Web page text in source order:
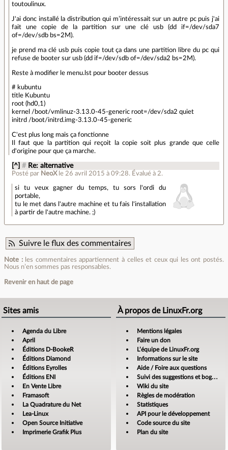
toutoulinux.
J'ai donc installé la distribution qui m’intéressait sur un autre pc puis j'ai
fait une copie de la partition sur une clé usb (dd if=/dev/sda7
of=/dev/sdb bs=2M).
je prend ma clé usb puis copie tout ça dans une partition libre du pc qui
refuse de booter sur usb (dd if=/dev/sdb of=/dev/sda2 bs=2M).
Reste à modifier le menu.lst pour booter dessus
# kubuntu
title Kubuntu
root (hd0,1)
kernel /boot/vmlinuz-3.13.0-45-generic root=/dev/sda2 quiet
initrd /boot/initrd.img-3.13.0-45-generic
C'est plus long mais ça fonctionne
Il faut que la partition qui reçoit la copie soit plus grande que celle
d'origine pour que ça marche.
[^] # Re: alternative
Posté par NeoX le 26 avril 2015 à 09:28. Évalué à 2.
si tu veux gagner du temps, tu sors l'ordi du
portable,
tu le met dans l'autre machine et tu fais l'installation
à partir de l'autre machine. ;)
Suivre le flux des commentaires
Note :les commentaires appartiennent à celles et ceux qui les ont postés.
Nous n’en sommes pas responsables.
Revenir en haut de page
Sites amis
Agenda du Libre
April
Éditions D-BookeR
Éditions Diamond
Éditions Eyrolles
Éditions ENI
En Vente Libre
Framasoft
La Quadrature du Net
Lea-Linux
Open Source Initiative
Imprimerie Grafik Plus
À propos de LinuxFr.org
Mentions légales
Faire un don
L’équipe de LinuxFr.org
Informations sur le site
Aide / Foire aux questions
Suivi des suggestions et bogues
Wiki du site
Règles de modération
Statistiques
API pour le développement
Code source du site
Plan du site